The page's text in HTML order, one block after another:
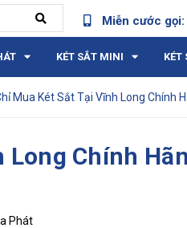
Miễn cước gọi:
KÉT SẮT MINI KÉT
Mua Két Sắt Tại Vĩnh Long Chính
Chính
Phát